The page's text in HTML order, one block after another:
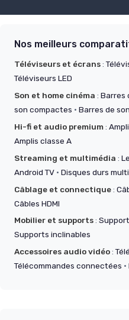
Nos meilleurs
Téléviseurs et écrans:
Téléviseurs LED
Son et home cinéma : Barres
son compactes · Barres de
Hi-fi et audio premium:
Amplis classe A
Streaming et multimédia :
Android TV · Disques durs
Câblage et connectique:
Câbles HDMI
Mobilier et supports:
Supports inclinables
Accessoires audio vidéo:
Télécommandes connectées ·